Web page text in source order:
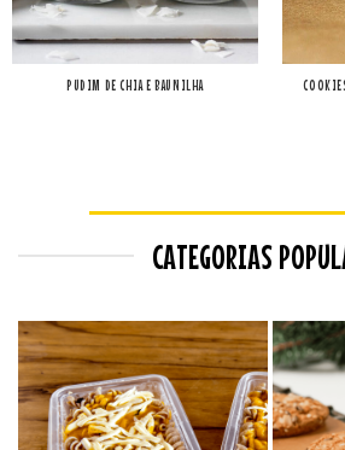
PUDIM DE CHIA E BAUNILHA
CATEGORIAS